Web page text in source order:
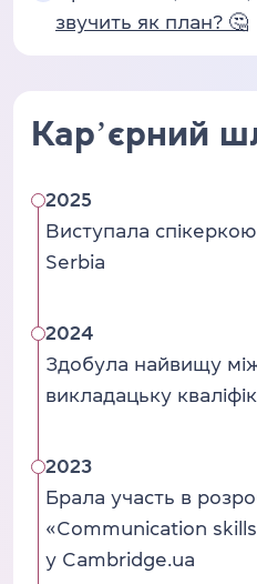
звучить як план? 🤔
Карʼєрний
2025
Виступала
Serbia
2024
Здобула найвищу
викладацьку
2023
Брала участь в
«Communication
у Cambridge.ua